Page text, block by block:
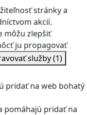
stránky a
akcií.
môžu zlepšiť
ju propagovať
služby(1)
pridať na web bohatý
pomáhajú pridať na